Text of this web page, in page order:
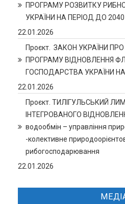
ПРОГРАМУ РОЗВИТКУ
УКРАЇНИ НА ПЕРІОД ДО
22.01.2026
Проєкт. ЗАКОН УКРАЇНИ
ПРОГРАМУ ВІДНОВЛЕННЯ
ГОСПОДАРСТВА УКРАЇНИ
22.01.2026
Проєкт. ТИЛІГУЛЬСЬКИЙ
ІНТЕГРОВАНОГО
водообмін – управління
-колективне
рибогосподарювання
22.01.2026